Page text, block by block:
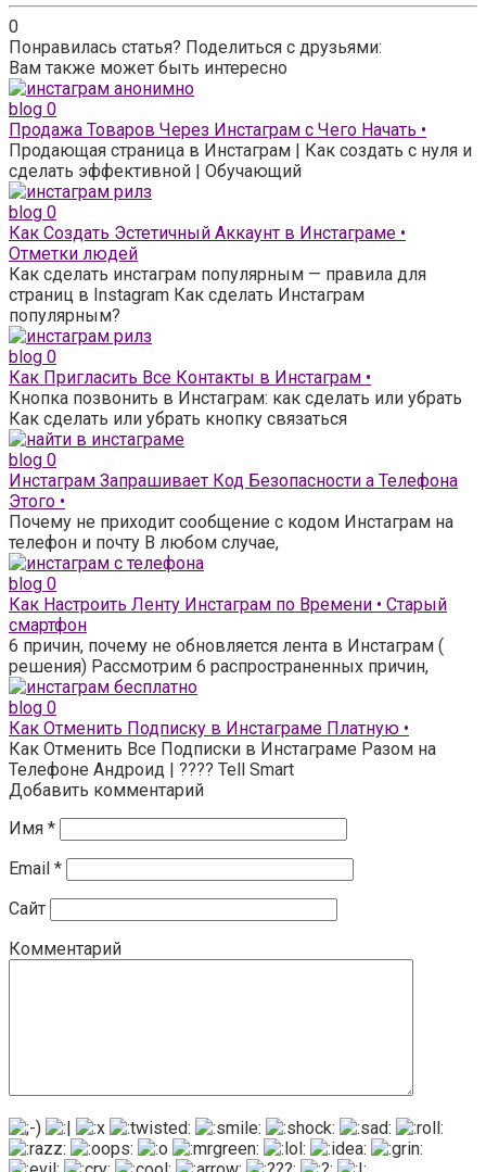
0
Понравилась статья? Поделиться с друзьями:
Вам также может быть интересно
blog 0
Продажа Товаров Через Инстаграм с Чего Начать •
Продающая страница в Инстаграм | Как создать с нуля и
сделать эффективной | Обучающий
blog 0
Как Создать Эстетичный Аккаунт в Инстаграме •
Отметки людей
Как сделать инстаграм популярным — правила для
страниц в Instagram Как сделать Инстаграм
популярным?
blog 0
Как Пригласить Все Контакты в Инстаграм •
Кнопка позвонить в Инстаграм: как сделать или убрать
Как сделать или убрать кнопку связаться
blog 0
Инстаграм Запрашивает Код Безопасности а Телефона
Этого •
Почему не приходит сообщение с кодом Инстаграм на
телефон и почту В любом случае,
blog 0
Как Настроить Ленту Инстаграм по Времени • Старый
смартфон
6 причин, почему не обновляется лента в Инстаграм (
решения) Рассмотрим 6 распространенных причин,
blog 0
Как Отменить Подписку в Инстаграме Платную •
Как Отменить Все Подписки в Инстаграме Разом на
Телефоне Андроид | ???? Tell Smart
Добавить комментарий
Имя *
Email *
Сайт
Комментарий